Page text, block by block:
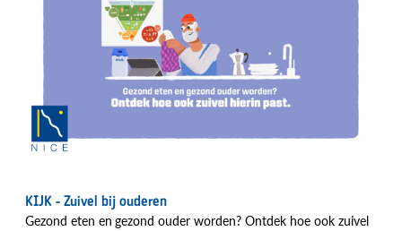
KIJK - Zuivel bij ouderen
Gezond eten en gezond ouder worden? Ontdek hoe ook zuivel